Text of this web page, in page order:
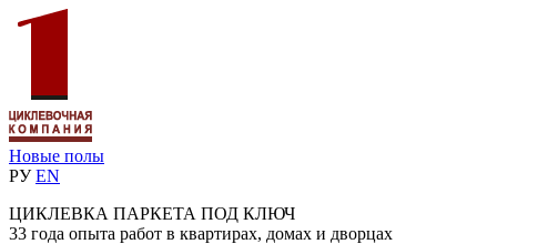
Новые полы
РУ EN
ЦИКЛЕВКА ПАРКЕТА ПОД КЛЮЧ
33 года опыта работ в квартирах, домах и дворцах